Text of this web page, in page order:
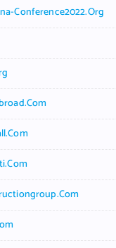
Conference2022.org